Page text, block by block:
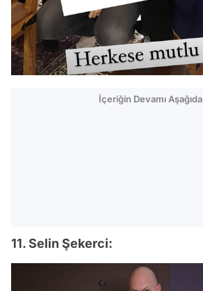
İçeriğin Devamı Aşağıda
11. Selin Şekerci: